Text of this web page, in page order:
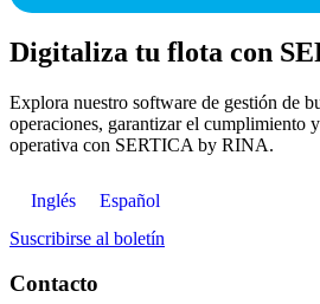
Digitaliza tu flota con
Explora nuestro software de gestión de
operaciones, garantizar el cumplimiento
operativa con SERTICA by RINA.
Inglés
Español
Suscribirse al boletín
Contacto